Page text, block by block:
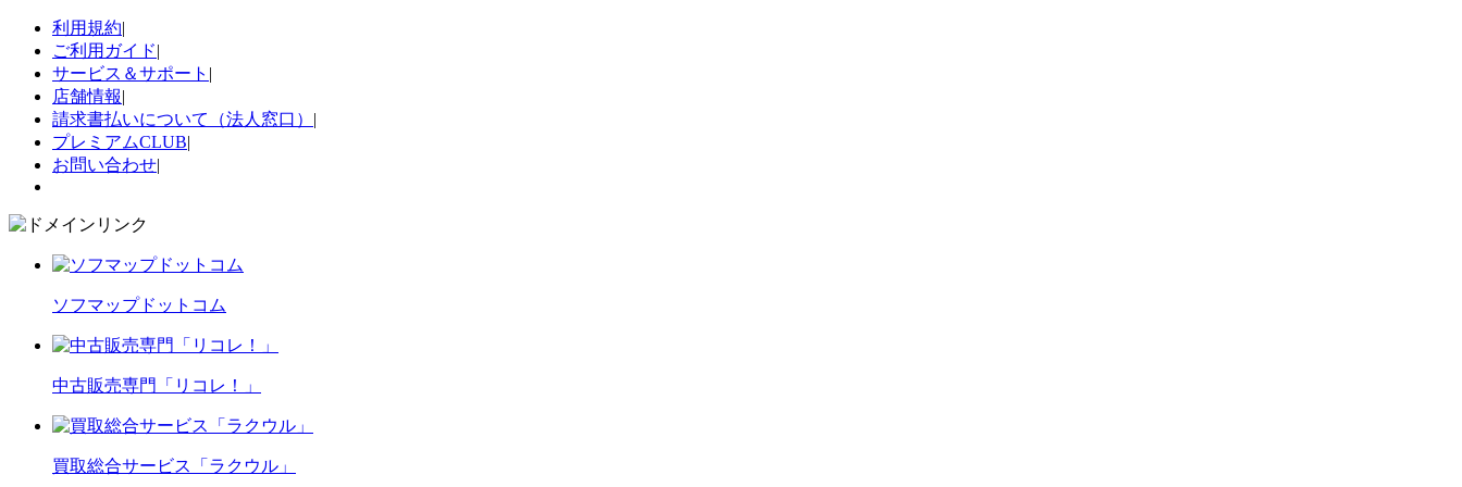
利用規約|
ご利用ガイド|
サービス＆サポート |
店舗情報|
請求書払いについて（法人窓口） |
プレミアムCLUB|
お問い合わせ|
ソフマップドットコム
中古販売専門「リコレ！」
買取総合サービス「ラクウル」